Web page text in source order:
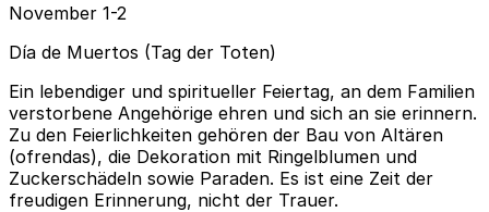
November 1-2
Día de Muertos (Tag der Toten)
Ein lebendiger und spiritueller Feiertag, an dem Familien
verstorbene Angehörige ehren und sich an sie erinnern.
Zu den Feierlichkeiten gehören der Bau von Altären
(ofrendas), die Dekoration mit Ringelblumen und
Zuckerschädeln sowie Paraden. Es ist eine Zeit der
freudigen Erinnerung, nicht der Trauer.